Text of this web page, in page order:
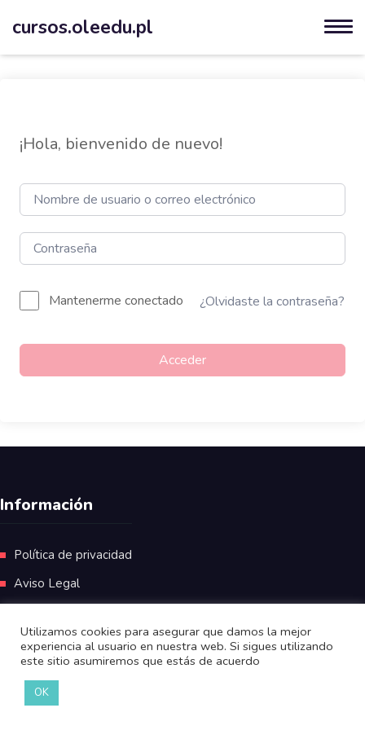
cursos.oleedu.pl
¡Hola, bienvenido de nuevo!
Mantenerme conectado ¿Olvidaste la contraseña?
Acceder
Información
Política de privacidad
Aviso Legal
Utilizamos cookies para asegurar que damos la mejor
experiencia al usuario en nuestra web. Si sigues utilizando
este sitio asumiremos que estás de acuerdo
OK